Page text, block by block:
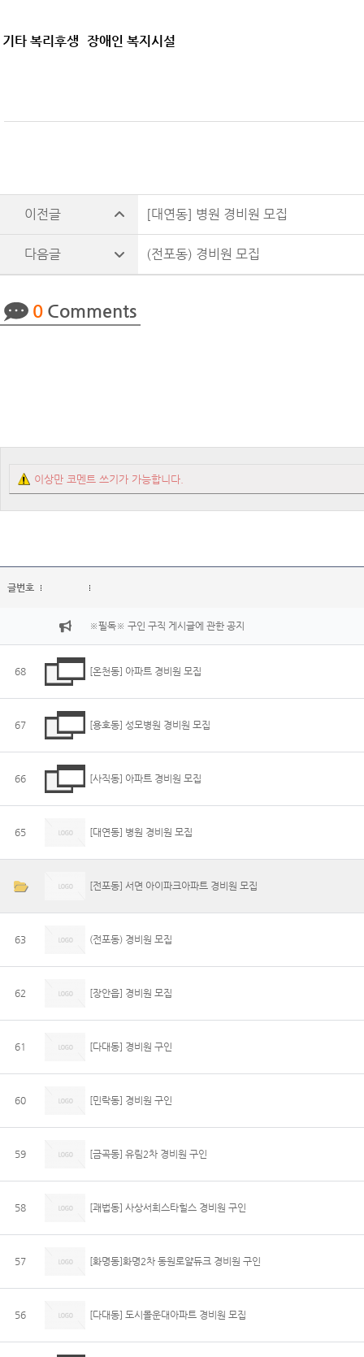
기타 복리후생 장애인 복지시설
[대연동] 병원 경비원 모집
(전포동) 경비원 모집
0 Comments
이상만 코멘트 쓰기가 가능합니다.
글번호
※필독※ 구인 구직 게시글에 관한 공지
68 [온천동] 아파트 경비원 모집
67 [용호동] 성모병원 경비원 모집
66 [사직동] 아파트 경비원 모집
65 [대연동] 병원 경비원 모집
[전포동] 서면 아이파크아파트 경비원 모집
63 (전포동) 경비원 모집
62 [장안읍] 경비원 모집
61 [다대동] 경비원 구인
60 [민락동] 경비원 구인
59 [금곡동] 유림2차 경비원 구인
58 [괘법동] 사상서희스타힐스 경비원 구인
57 [화명동]화명2차 동원로얄듀크 경비원 구인
56 [다대동] 도시몰운대아파트 경비원 모집